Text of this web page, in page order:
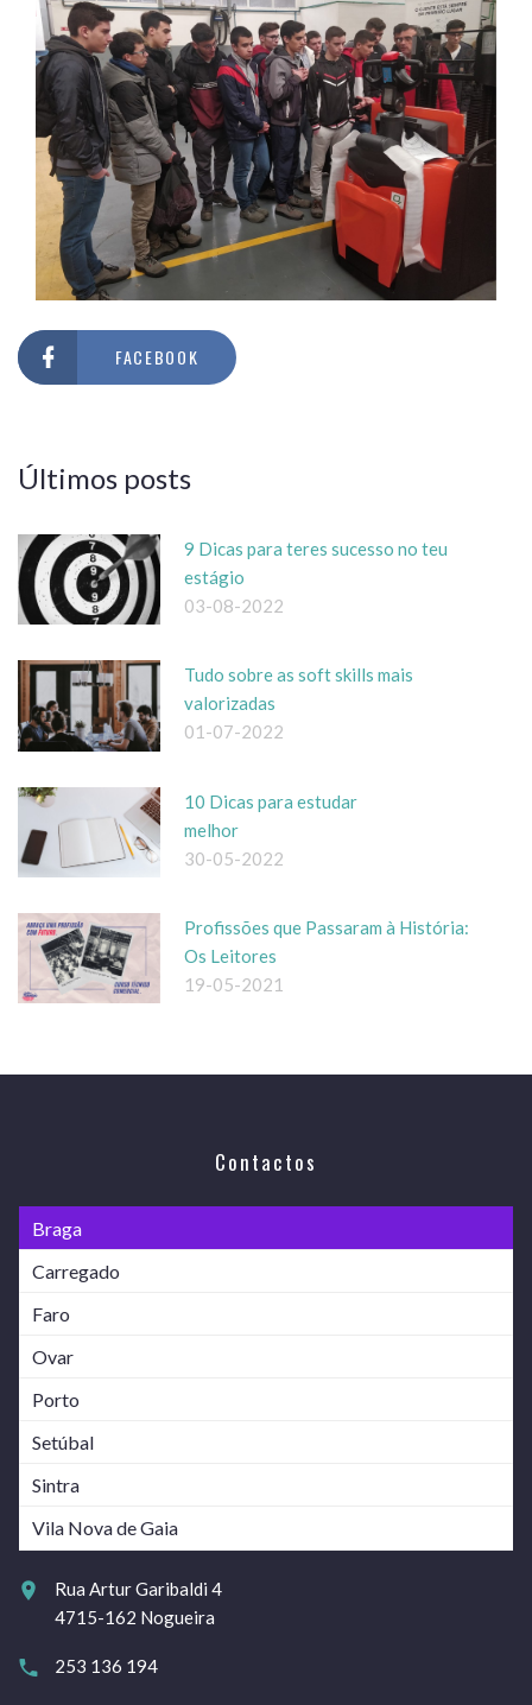
FACEBOOK
Últimos posts
9 Dicas para teres sucesso no teu
estágio
03-08-2022
Tudo sobre as soft skills mais
valorizadas
01-07-2022
10 Dicas para estudar
melhor
30-05-2022
Profissões que Passaram à História:
Os Leitores
19-05-2021
Contactos
Braga
Carregado
Faro
Ovar
Porto
Setúbal
Sintra
Vila Nova de Gaia
Rua Artur Garibaldi 4
4715-162 Nogueira
253 136 194